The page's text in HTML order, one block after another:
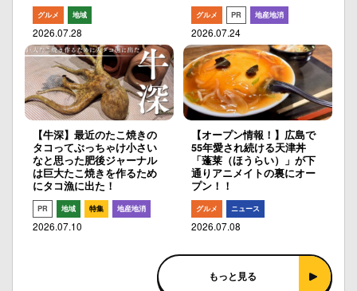
グルメ 地域
2026.07.28
グルメ PR 地産地消
2026.07.24
【牛深】最近のたこ焼きの
タコってぶっちゃけ小さい
なと思った肥後ジャーナル
は巨大たこ焼きを作るため
にタコ漁に出た！
PR 地域 特集 地産地消
2026.07.10
【オープン情報！】広島で
55年愛され続ける天津丼
「蓬莱（ほうらい）」が下
通りアニメイトの裏にオー
プン！！
グルメ ニュース
2026.07.08
もっと見る